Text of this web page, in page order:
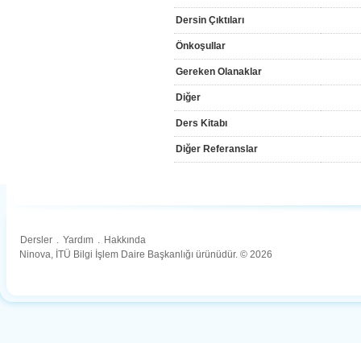
Dersin Çıktıları
Önkoşullar
Gereken Olanaklar
Diğer
Ders Kitabı
Diğer Referanslar
Dersler . Yardım . Hakkında
Ninova, İTÜ Bilgi İşlem Daire Başkanlığı ürünüdür. © 2026